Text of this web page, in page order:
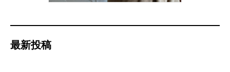
最新投稿